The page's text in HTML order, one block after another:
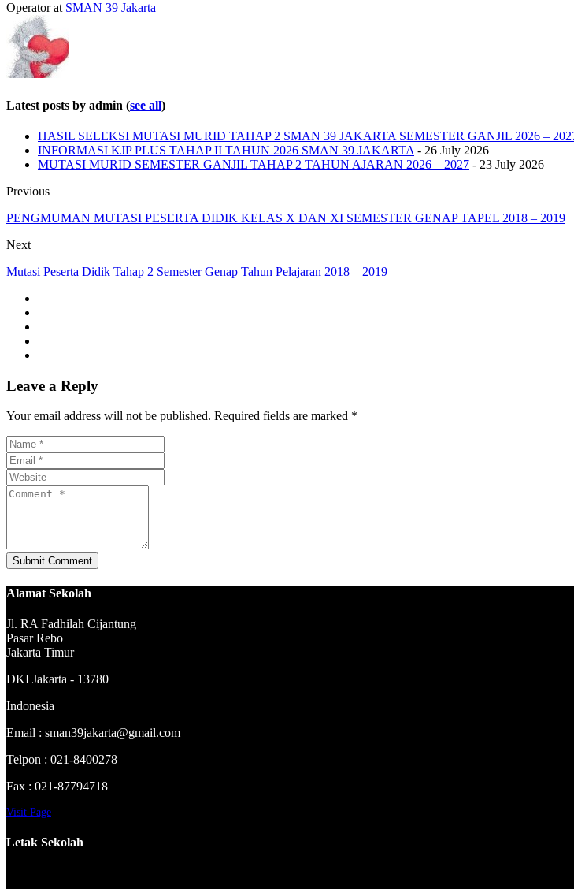
Operatorat SMAN 39 Jakarta
Latest posts by admin (see all)
HASIL SELEKSI MUTASI MURID TAHAP 2 SMAN 39 JAKARTA SEMESTER GANJIL 2026 –
INFORMASI KJP PLUS TAHAP II TAHUN 2026 SMAN 39 JAKARTA - 26 July 2026
MUTASI MURID SEMESTER GANJIL TAHAP 2 TAHUN AJARAN 2026 – 2027 - 23 July 2026
Previous
PENGMUMAN MUTASI PESERTA DIDIK KELAS X DAN XI SEMESTER GENAP TAPEL 2018 – 2019
Next
Mutasi Peserta Didik Tahap 2 Semester Genap Tahun Pelajaran 2018 – 2019
Leave a Reply
Your email address will not be published. Required fields are marked *
Alamat Sekolah
Jl. RA Fadhilah Cijantung
Pasar Rebo
Jakarta Timur
DKI Jakarta - 13780
Indonesia
Email : sman39jakarta@gmail.com
Telpon : 021-8400278
Fax : 021-87794718
Visit Page
Letak Sekolah